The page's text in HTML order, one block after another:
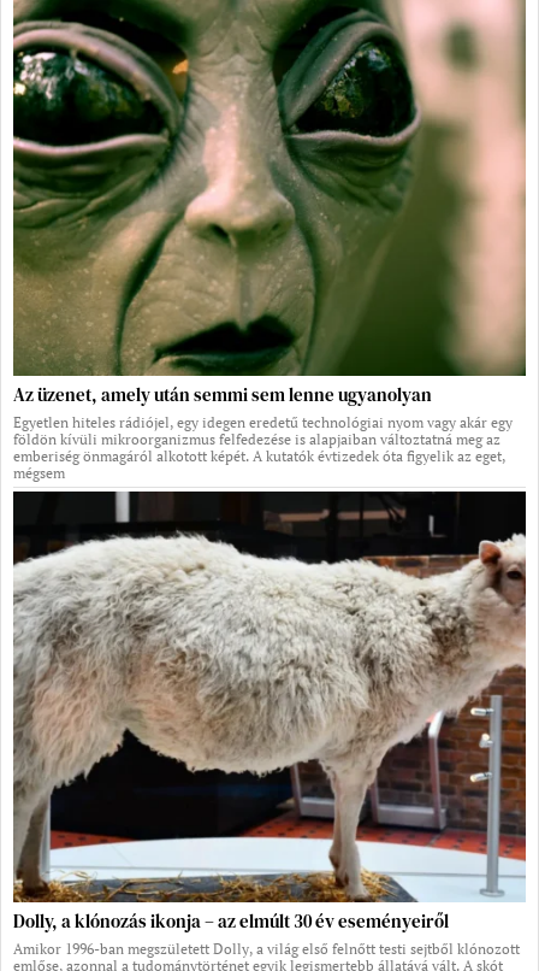
Az üzenet, amely után semmi sem lenne ugyanolyan
Egyetlen hiteles rádiójel, egy idegen eredetű technológiai nyom vagy akár egy
földön kívüli mikroorganizmus felfedezése is alapjaiban változtatná meg az
emberiség önmagáról alkotott képét. A kutatók évtizedek óta figyelik az eget,
mégsem
Dolly, a klónozás ikonja – az elmúlt 30 év eseményeiről
Amikor 1996-ban megszületett Dolly, a világ első felnőtt testi sejtből klónozott
emlőse, azonnal a tudománytörténet egyik legismertebb állatává vált. A skót